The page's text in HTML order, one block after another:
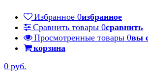
Избранное 0избранное
Сравнить товары 0сравнить
Просмотренные товары 0вы
корзина
0 руб.